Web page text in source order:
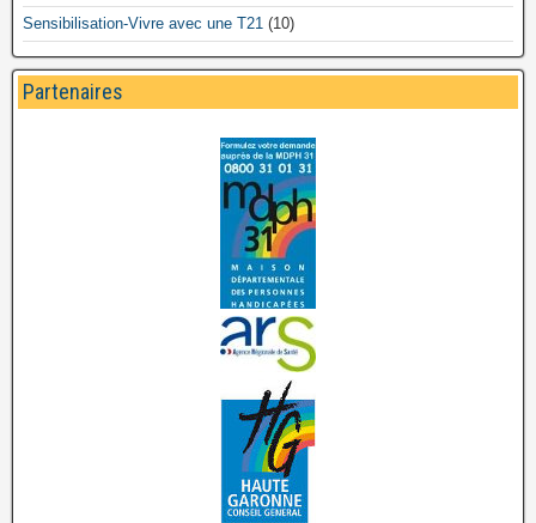
Sensibilisation-Vivre avec une T21 (10)
Partenaires